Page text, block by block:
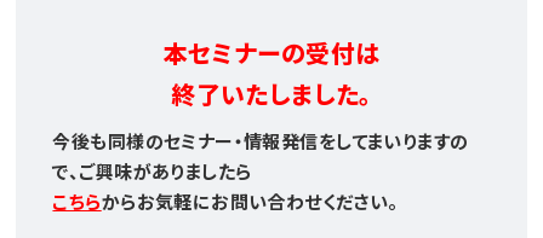
本セミナーの受付は
終了いたしました。
今後も同様のセミナー・情報発信をしてまいりますの
で、ご興味がありましたら
こちらからお気軽にお問い合わせください。